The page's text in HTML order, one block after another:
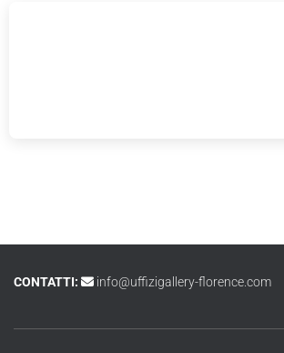
CONTATTI: info@uffizigallery-florence.com